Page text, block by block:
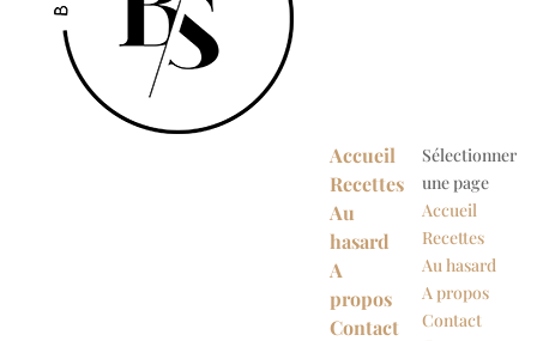
Accueil
Recettes
Au
hasard
A
propos
Contact
Sélectionner
une page
Accueil
Recettes
Au hasard
A propos
Contact